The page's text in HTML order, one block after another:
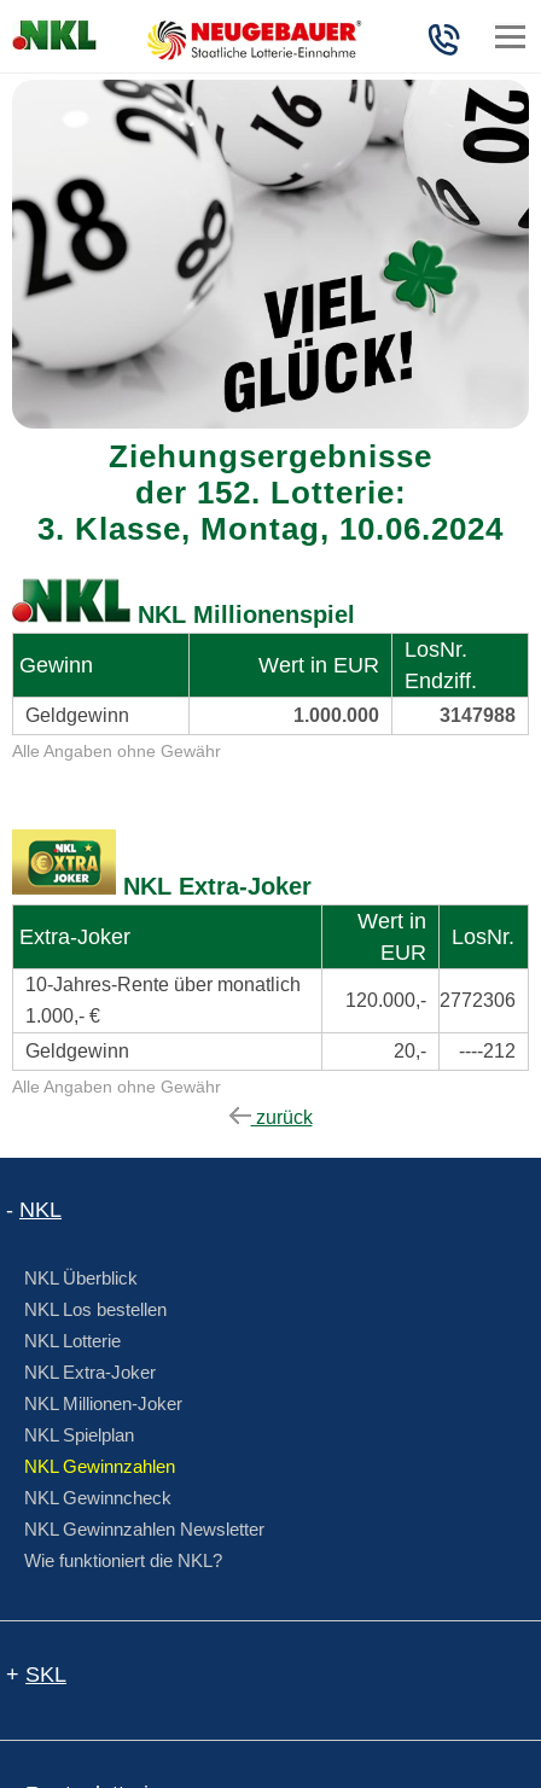
Ziehungsergebnisse
der 152. Lotterie:
3. Klasse, Montag, 10.06.2024
NKL Millionenspiel
Gewinn Wert in EUR
LosNr.
Endziff.
Geldgewinn 1.000.000 3147988
Alle Angaben ohne Gewähr
NKL Extra-Joker
Extra-Joker
Wert in
EUR
LosNr.
10-Jahres-Rente über monatlich
1.000,- €
120.000,- 2772306
Geldgewinn 20,- ----212
Alle Angaben ohne Gewähr
zurück
- NKL
NKL Überblick
NKL Los bestellen
NKL Lotterie
NKL Extra-Joker
NKL Millionen-Joker
NKL Spielplan
NKL Gewinnzahlen
NKL Gewinncheck
NKL Gewinnzahlen Newsletter
Wie funktioniert die NKL?
+ SKL